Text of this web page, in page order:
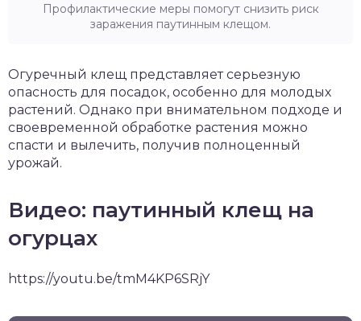
Профилактические меры помогут снизить риск
заражения паутинным клещом.
Огуречный клещ представляет серьезную
опасность для посадок, особенно для молодых
растений. Однако при внимательном подходе и
своевременной обработке растения можно
спасти и вылечить, получив полноценный
урожай.
Видео: паутинный клещ на
огурцах
https://youtu.be/tmM4KP6SRjY